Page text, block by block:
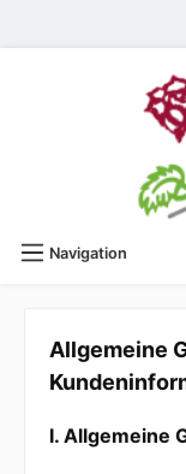
Navigation
Allgemeine
I. Allgemeine